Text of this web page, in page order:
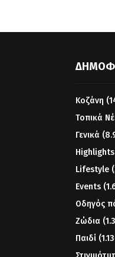
Κοζάνη
Τοπικά
Γενικά
Highlights
Lifestyle
Events
Οδηγός
Ζώδια
Παιδί